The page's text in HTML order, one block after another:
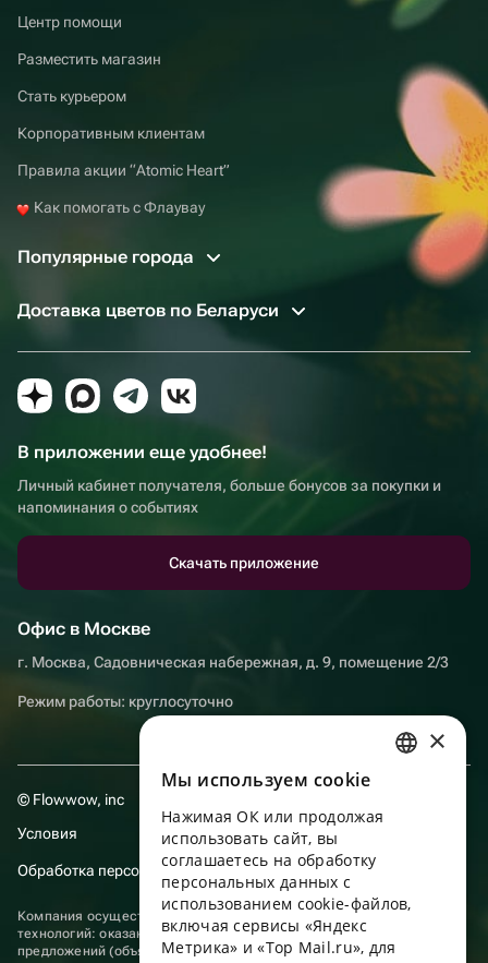
Центр помощи
Разместить магазин
Стать курьером
Корпоративным клиентам
Правила акции “Atomic Heart”
Как помогать с Флаувау
Популярные города
Доставка цветов по Беларуси
В приложении еще удобнее!
Личный кабинет получателя, больше бонусов за покупки и
напоминания о событиях
Скачать приложение
Офис в Москве
г. Москва, Садовническая набережная, д. 9, помещение 2/3
Режим работы: круглосуточно
© Flowwow, inc
Условия
Обработка персональных данных
Компания осуществляет деятельность в области информационных
технологий: оказание услуг в сети “Интернет” по размещению
предложений (объявлений) продавцов о реализации товаров.
ENGLISH
UKRAINIAN
PORTUGUESE
×
Мы используем сookie
Нажимая ОК или продолжая
использовать сайт, вы
соглашаетесь на обработку
персональных данных с
использованием cookie-файлов,
включая сервисы «Яндекс
Метрика» и «Top Mail.ru», для